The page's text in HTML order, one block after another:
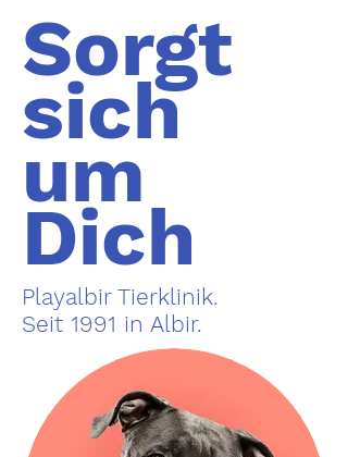
Sorgt
sich
um
Dich
Playalbir Tierklinik.
Seit 1991 in Albir.